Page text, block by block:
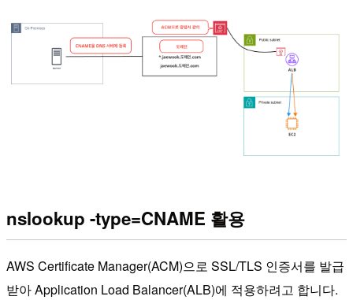
nslookup -type=CNAME 활용
AWS Certificate Manager(ACM)으로 SSL/TLS 인증서를 발급
받아 Application Load Balancer(ALB)에 적용하려고 합니다.